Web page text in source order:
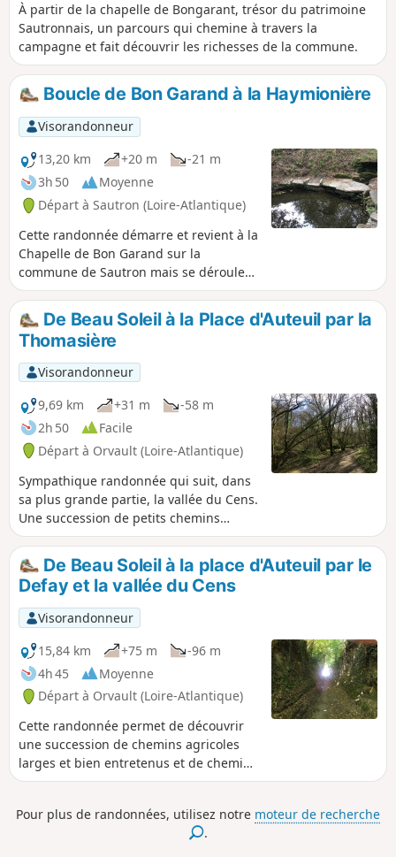
À partir de la chapelle de Bongarant, trésor du patrimoine
Sautronnais, un parcours qui chemine à travers la
campagne et fait découvrir les richesses de la commune.
Boucle de Bon Garand à la Haymionière
Visorandonneur
13,20 km
+20 m
-21 m
3h 50
Moyenne
Départ à Sautron (Loire-Atlantique)
Cette randonnée démarre et revient à la
Chapelle de Bon Garand sur la
commune de Sautron mais se déroule
principalement sur la commune de
Vigneux. Elle alterne sentiers
d'exploitation dans la campagne,
passages boisés et traverse quelques
hameaux typiques, avec de très belles
constructions.
De Beau Soleil à la Place d'Auteuil par la
Thomasière
Visorandonneur
9,69 km
+31 m
-58 m
2h 50
Facile
Départ à Orvault (Loire-Atlantique)
Sympathique randonnée qui suit, dans
sa plus grande partie, la vallée du Cens.
Une succession de petits chemins
sinueux et de large chemins
gravillonnés vous permettra de
traverser des espaces sauvages ou, au
contraire, bien disciplinés.
De Beau Soleil à la place d'Auteuil par le
Defay et la vallée du Cens
Visorandonneur
15,84 km
+75 m
-96 m
4h 45
Moyenne
Départ à Orvault (Loire-Atlantique)
Cette randonnée permet de découvrir
une succession de chemins agricoles
larges et bien entretenus et de chemins
plus petits, plus sauvages. Quelques
passer sans difficulté d'une séquence à
Pour plus de randonnées, utilisez notre moteur de recherche
.